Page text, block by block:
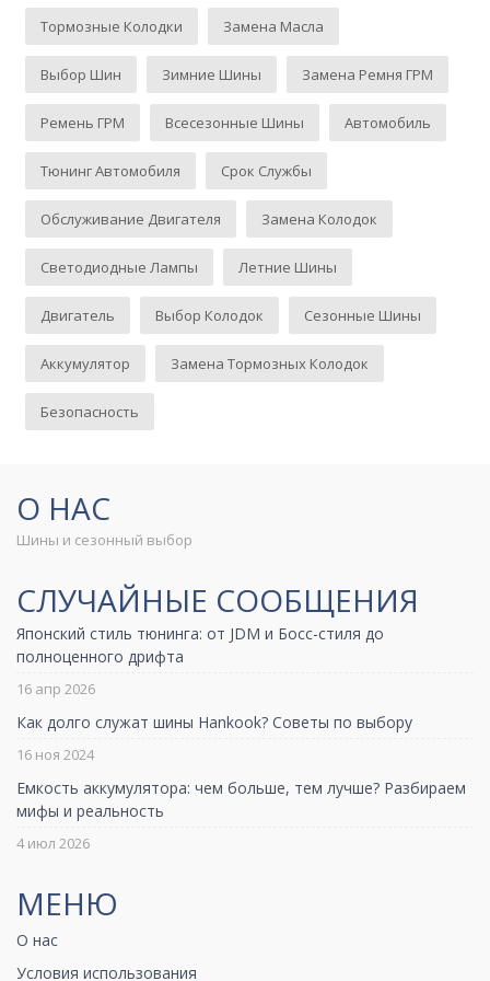
Тормозные Колодки Замена Масла
Выбор Шин Зимние Шины Замена Ремня ГРМ
Ремень ГРМ Всесезонные Шины Автомобиль
Тюнинг Автомобиля Срок Службы
Обслуживание Двигателя Замена Колодок
Светодиодные Лампы Летние Шины
Двигатель Выбор Колодок Сезонные Шины
Аккумулятор Замена Тормозных Колодок
Безопасность
О НАС
Шины и сезонный выбор
СЛУЧАЙНЫЕ СООБЩЕНИЯ
Японский стиль тюнинга: от JDM и Босс-стиля до
полноценного дрифта
16 апр 2026
Как долго служат шины Hankook? Советы по выбору
16 ноя 2024
Емкость аккумулятора: чем больше, тем лучше? Разбираем
мифы и реальность
4 июл 2026
МЕНЮ
О нас
Условия использования